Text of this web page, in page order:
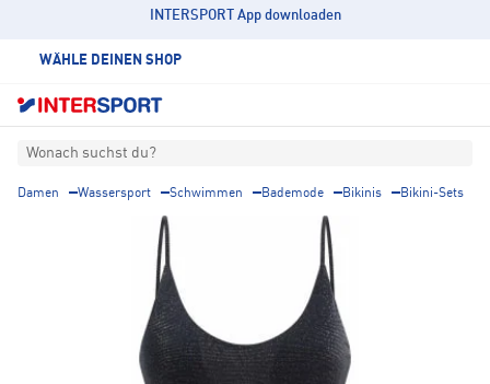
INTERSPORT App downloaden
WÄHLE DEINEN SHOP
Wonach suchst du?
Damen Wassersport Schwimmen Bademode Bikinis Bikini-Sets